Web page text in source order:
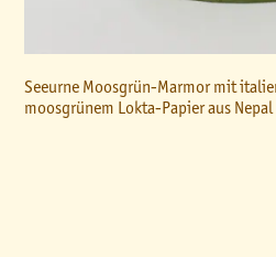
Seeurne Moosgrün-Marmor mit
moosgrünem Lokta-Papier aus Nepal